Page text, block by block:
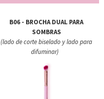
B06 - BROCHA DUAL PARA
SOMBRAS
(lado de corte biselado y lado para
difuminar)